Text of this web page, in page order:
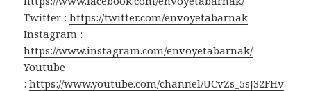
Twitter :https://twitter.com/envoyetabarnak
Instagram :
https://www.instagram.com/envoyetabarnak/
Youtube
:https://www.youtube.com/channel/UCvZs_5sJ32FHv